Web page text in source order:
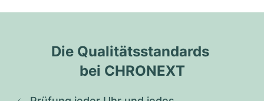
Die Qualitätsstandards
bei CHRONEXT